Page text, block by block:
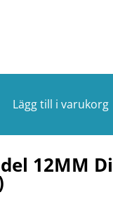
Lägg till i varukorg
12MM